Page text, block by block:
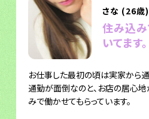
さな (26歳)
住み込
いてます。
お仕事した最初の頃は実家から
通勤が面倒なのと、お店の居心
みで働かせてもらっています。